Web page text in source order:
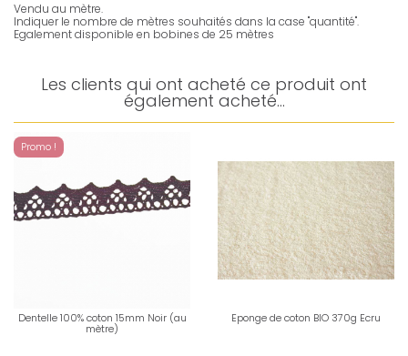
Vendu au mètre.
Indiquer le nombre de mètres souhaités dans la case "quantité".
Egalement disponible en bobines de 25 mètres
Les clients qui ont acheté ce produit ont
également acheté...
Promo !
Dentelle 100% coton 15mm Noir (au
mètre)
Eponge de coton BIO 370g Ecru